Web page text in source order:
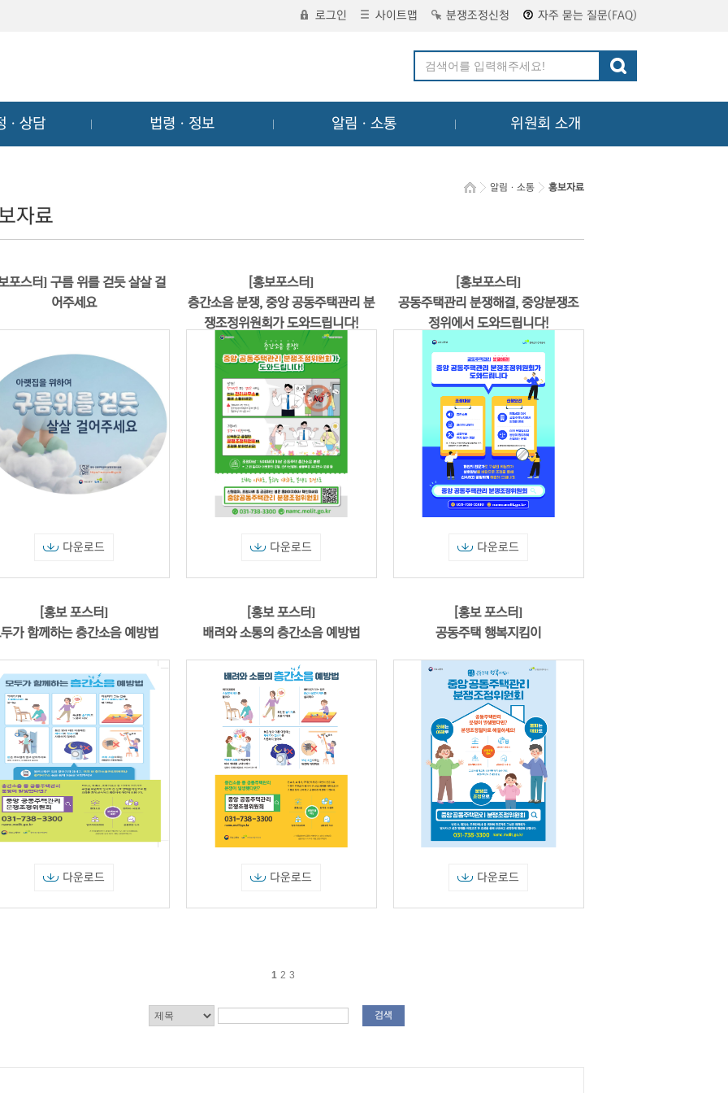
로그인 사이트맵 분쟁조정신청 자주 묻는 질문(FAQ)
ㆍ상담 법령ㆍ정보 알림ㆍ소통 위원회 소개
알림ㆍ소통 홍보자료
자료
포스터] 구름 위를 걷듯 살살 걸
어주세요
다운로드
[홍보포스터]
층간소음 분쟁, 중앙 공동주택관리 분
쟁조정위원회가 도와드립니다!
다운로드
[홍보포스터]
공동주택관리 분쟁해결, 중앙분쟁조
정위에서 도와드립니다!
다운로드
[홍보 포스터]
가 함께하는 층간소음 예방법
다운로드
[홍보 포스터]
배려와 소통의 층간소음 예방법
다운로드
[홍보 포스터]
공동주택 행복지킴이
다운로드
1 2 3
검색